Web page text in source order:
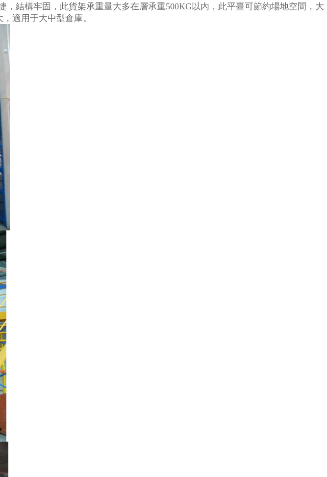
結構牢固，此貨架承重量大多在層承重500KG以內，此平臺可節約場地空間，大
適用于大中型倉庫。